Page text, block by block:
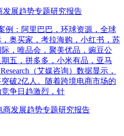
发展趋势专题研究报告
例：阿里巴巴，环球资源，全球
奥买家，考拉海购，小红书，苏
，唯品会，聚美优品，豌豆公
五，拼多多，小米有品，亚马
（艾媒咨询）数据显示，
破2亿人。随着跨境电商市场的
争日趋激烈，针